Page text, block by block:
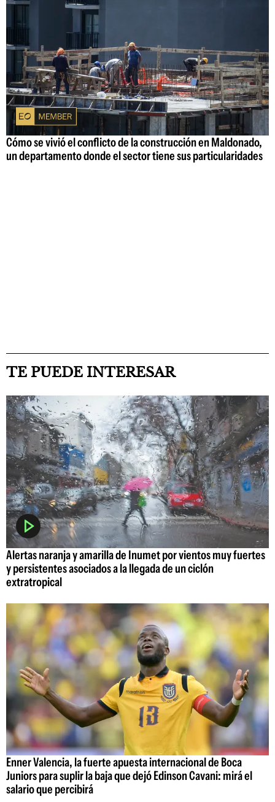
Cómo se vivió el conflicto de la construcción en Maldonado,
un departamento donde el sector tiene sus particularidades
TE PUEDE INTERESAR
Alertas naranja y amarilla de Inumet por vientos muy fuertes
y persistentes asociados a la llegada de un ciclón
extratropical
Enner Valencia, la fuerte apuesta internacional de Boca
Juniors para suplir la baja que dejó Edinson Cavani: mirá el
salario que percibirá